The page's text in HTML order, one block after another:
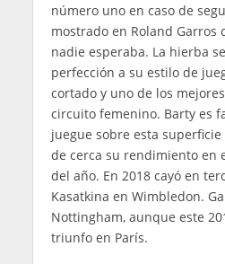
número uno en caso de
mostrado en Roland Garros
nadie esperaba. La hierba
perfección a su estilo de
cortado y uno de los
circuito femenino. Barty es
juegue sobre esta
de cerca su rendimiento en
del año. En 2018 cayó en
Kasatkina en Wimbledon.
Nottingham, aunque este
triunfo en París.